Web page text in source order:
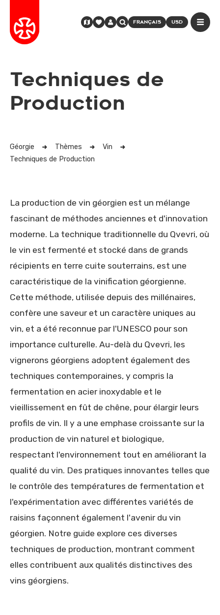
FRANÇAIS USD
Techniques de
Production
Géorgie Thèmes
Vin
Techniques de Production
La production de vin géorgien est un mélange
fascinant de méthodes anciennes et d'innovation
moderne. La technique traditionnelle du Qvevri, où
le vin est fermenté et stocké dans de grands
récipients en terre cuite souterrains, est une
caractéristique de la vinification géorgienne.
Cette méthode, utilisée depuis des millénaires,
confère une saveur et un caractère uniques au
vin, et a été reconnue par l'UNESCO pour son
importance culturelle. Au-delà du Qvevri, les
vignerons géorgiens adoptent également des
techniques contemporaines, y compris la
fermentation en acier inoxydable et le
vieillissement en fût de chêne, pour élargir leurs
profils de vin. Il y a une emphase croissante sur la
production de vin naturel et biologique,
respectant l'environnement tout en améliorant la
qualité du vin. Des pratiques innovantes telles que
le contrôle des températures de fermentation et
l'expérimentation avec différentes variétés de
raisins façonnent également l'avenir du vin
géorgien. Notre guide explore ces diverses
techniques de production, montrant comment
elles contribuent aux qualités distinctives des
vins géorgiens.